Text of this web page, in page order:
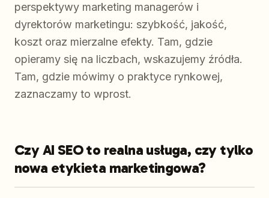
perspektywy marketing managerów i
dyrektorów marketingu: szybkość, jakość,
koszt oraz mierzalne efekty. Tam, gdzie
opieramy się na liczbach, wskazujemy źródła.
Tam, gdzie mówimy o praktyce rynkowej,
zaznaczamy to wprost.
Czy AI SEO to realna usługa, czy tylko
nowa etykieta marketingowa?